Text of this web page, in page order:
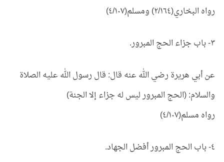
رواه البخاري(٢/١٦٤) ومسلم(٤/١٠٧)
٣- باب جزاء الحج المبرور.
عن أبي هريرة رضي الله عنه قال: قال رسول الله عليه الصلاة
والسلام: (الحج المبرور ليس له جزاء إلا الجنة)
رواه مسلم(٤/١٠٧)
٤- باب الحج المبرور أفضل الجهاد.